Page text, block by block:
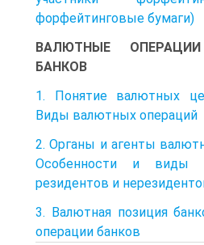
форфейтинговые бумаги)
ВАЛЮТНЫЕ
БАНКОВ
1. Понятие валютных
Виды валютных операций
2. Органы и агенты
Особенности и виды
резидентов и
3. Валютная позиция
операции банков